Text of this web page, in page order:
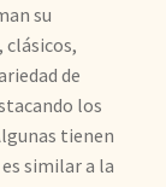
su
clásicos,
de
los
tienen
similar a la